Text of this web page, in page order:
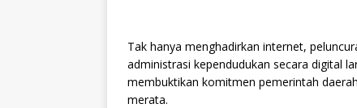
Tak hanya menghadirkan internet,
administrasi kependudukan secara digital
membuktikan komitmen pemerintah
merata.